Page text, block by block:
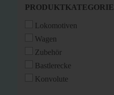
PRODUKTKATEGORIE
PRODUKTKATEGORIE
Lokomotiven
Wagen
Zubehör
Bastlerecke
Konvolute